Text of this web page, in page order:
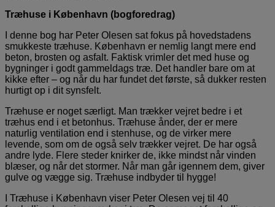
Træhuse i København (bogforedrag)
I denne bog har Peter Olesen sat fokus på hovedstadens
smukkeste træhuse. København er nemlig langt mere end
beton, brosten og asfalt. Faktisk vrimler det med huse og
bygninger i godt gammeldags træ. Det handler bare om at
kikke efter – og når du har fundet det første, så dukker resten
hurtigt op i dit synsfelt.
Træhuse er noget særligt. Man trækker vejret bedre i et
træhus end i et betonhus. Træhuse ånder, der er mere
naturlig ventilation end i stenhuse, og de virker mere
levende, som om de også selv trækker vejret. De har også
andre lyde. Flere steder knirker de, ikke mindst når vinden
blæser, og når det stormer. Når man går igennem dem, giver
gulve og vægge sig. Træhuse indbyder til hygge!
I Træhuse i København viser Peter Olesen vej til 40